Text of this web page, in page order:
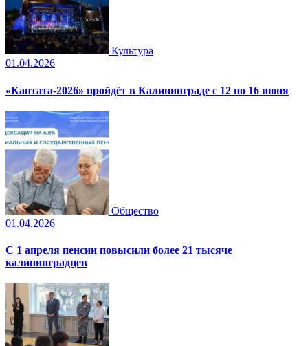
Культура
01.04.2026
«Кантата-2026» пройдёт в Калининграде с 12 по 16 июня
Общество
01.04.2026
С 1 апреля пенсии повысили более 21 тысяче
калининградцев